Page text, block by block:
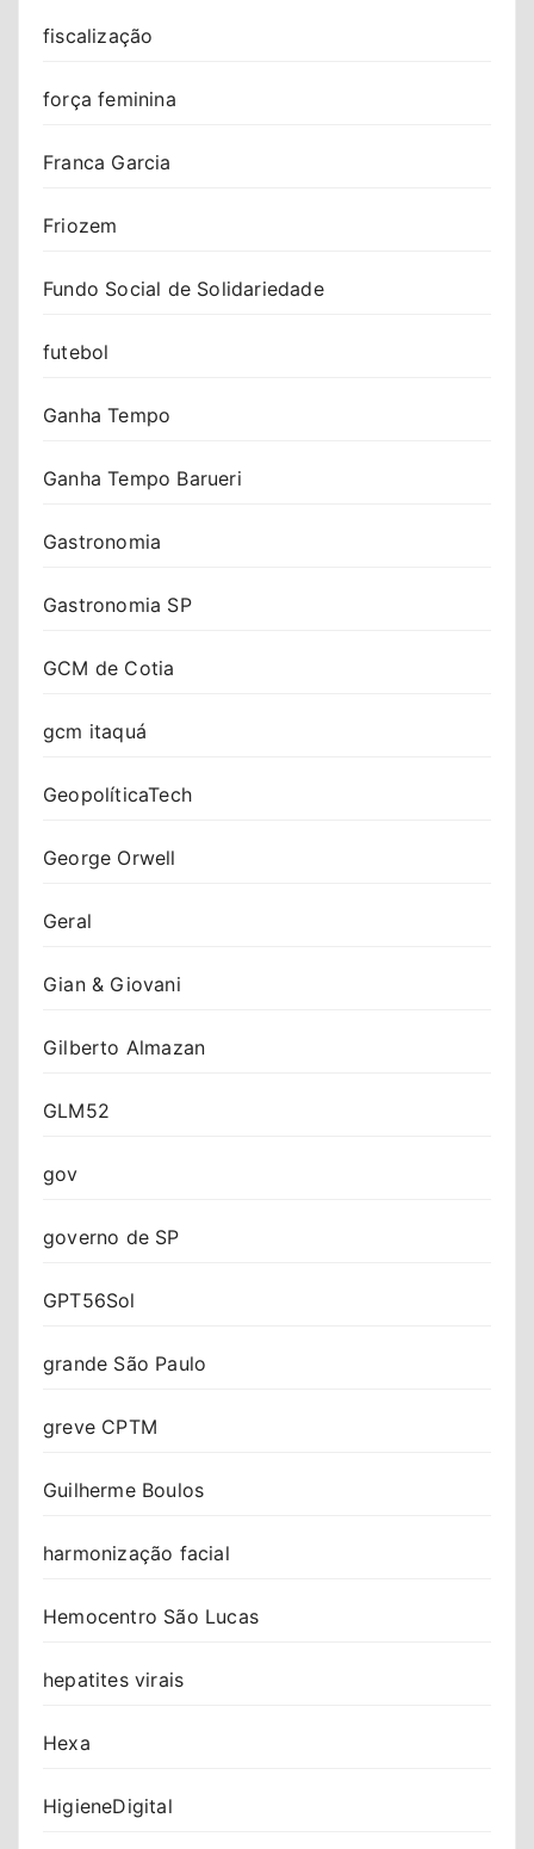
fiscalização
força feminina
Franca Garcia
Friozem
Fundo Social de Solidariedade
futebol
Ganha Tempo
Ganha Tempo Barueri
Gastronomia
Gastronomia SP
GCM de Cotia
gcm itaquá
GeopolíticaTech
George Orwell
Geral
Gian & Giovani
Gilberto Almazan
GLM52
gov
governo de SP
GPT56Sol
grande São Paulo
greve CPTM
Guilherme Boulos
harmonização facial
Hemocentro São Lucas
hepatites virais
Hexa
HigieneDigital